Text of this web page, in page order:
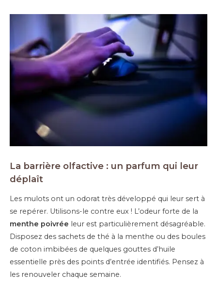
La barrière olfactive : un parfum qui leur
déplaît
Les mulots ont un odorat très développé qui leur sert à
se repérer. Utilisons-le contre eux ! L’odeur forte de la
menthe poivrée leur est particulièrement désagréable.
Disposez des sachets de thé à la menthe ou des boules
de coton imbibées de quelques gouttes d’huile
essentielle près des points d’entrée identifiés. Pensez à
les renouveler chaque semaine.